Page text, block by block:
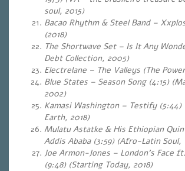
soul, 2015)
Bacao Rhythm & Steel Band –
(2018)
The Shortwave Set – Is It Any
Debt Collection, 2005)
Electrelane – The Valleys (The
Blue States – Season Song (4:15)
2002)
Kamasi Washington – Testify (5:44)
Earth, 2018)
Mulatu Astatke & His Ethiopian
Addis Ababa (3:59) (Afro-Latin Soul,
Joe Armon-Jones – London’s Face
(9:48) (Starting Today, 2018)